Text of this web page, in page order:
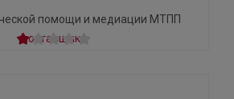
помощи и медиации МТПП